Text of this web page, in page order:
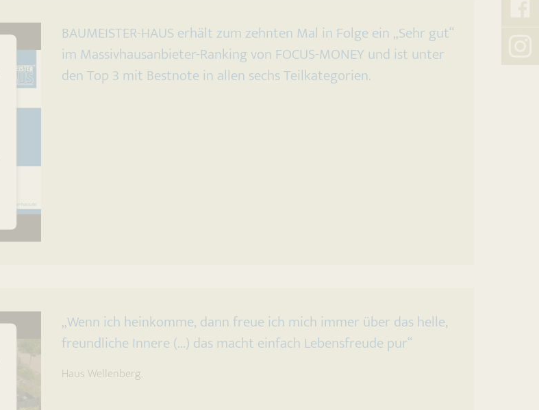
BAUMEISTER-HAUS erhält zum zehnten Mal in Folge ein „Sehr gut“
im Massivhausanbieter-Ranking von FOCUS-MONEY und ist unter
den Top 3 mit Bestnote in allen sechs Teilkategorien.
„Wenn ich heinkomme, dann freue ich mich immer über das helle,
freundliche Innere (...) das macht einfach Lebensfreude pur“
Haus Wellenberg.